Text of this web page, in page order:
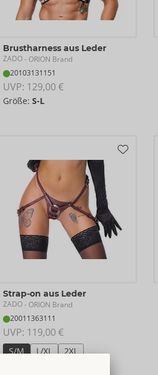
Brustharness aus Leder
ZADO- ORION Brand
20103131151
UVP: 129,00 €
Größe: S-L
Strap-on aus Leder
ZADO- ORION Brand
20011363111
UVP: 119,00 €
S/M L/XL 2XL